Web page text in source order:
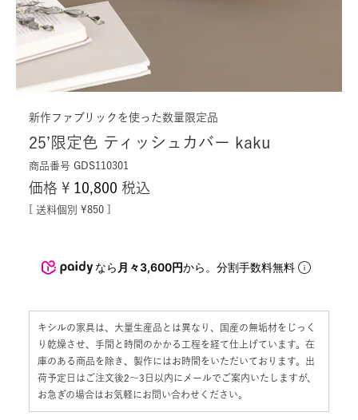
新作ファブリックを使った数量限定品
25’限定色 ティッシュカバー kaku
商品番号 GDS110301
価格 ¥ 10,800 税込
送料個別 ¥850
なら 月々3,600円から。分割手数料無料
キシルの家具は、大量生産品とは異なり、国産の無垢材をじっく
り乾燥させ、手間と時間のかかる工程を経て仕上げています。在
庫のある商品を除き、製作にはお時間をいただいております。出
荷予定日はご注文後2〜3日以内にメールでご案内いたしますが、
お急ぎの場合はお気軽にお問い合わせください。